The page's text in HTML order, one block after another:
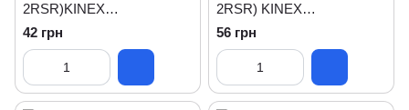
2RSR)KINEX
(Словаччина)
42 грн
2RSR) KINEX
(Словаччина)
56 грн